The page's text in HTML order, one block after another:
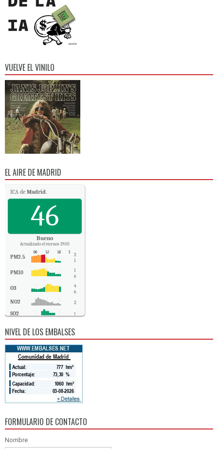
VUELVE EL VINILO
EL AIRE DE MADRID
ICA de Madrid.
46
Bueno
Actualizado el viernes 19:00
PM2.5
2
1
PM10
1
6
O3
4
6
NO2 2
SO2 1
NIVEL DE LOS EMBALSES
FORMULARIO DE CONTACTO
Nombre